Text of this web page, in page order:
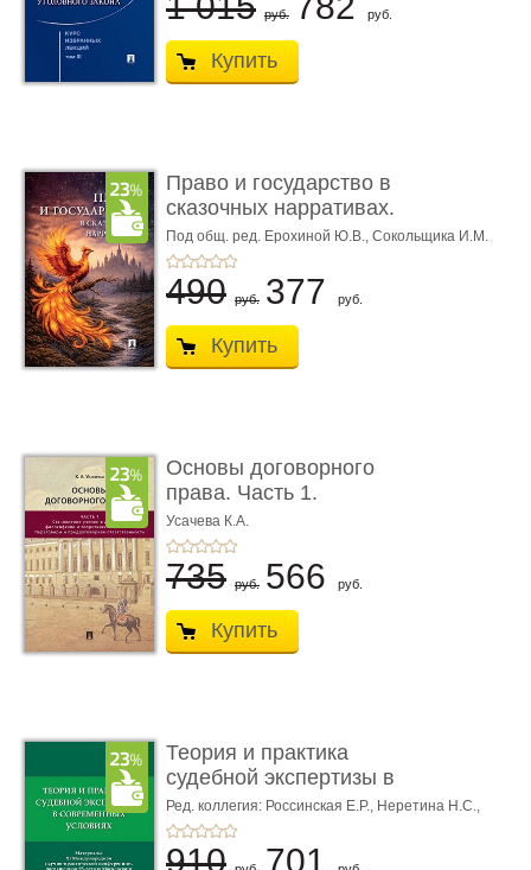
руб. руб.
Купить
Право и государство в
сказочных нарративах.
Мо ...
Под общ. ред. Ерохиной Ю.В., Сокольщика И.М.
490 руб. 377 руб.
Купить
Основы договорного
права. Часть 1.
Становление ...
Усачева К.А.
735 руб. 566 руб.
Купить
Теория и практика
судебной экспертизы в
совре� ...
Ред. коллегия: Россинская Е.Р., Неретина Н.С.,
Чернявская М.С.
910 701